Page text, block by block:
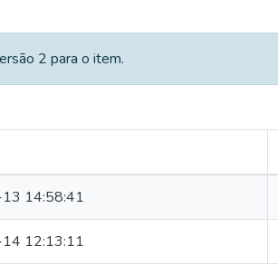
2 para o item.
14:58:41
12:13:11